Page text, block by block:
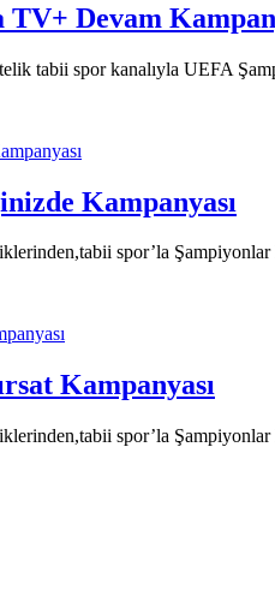
TV+ Devam
tabii spor kanalıyla UEFA
Kampanyası
spor’la Şampiyonlar
Kampanyası
spor’la Şampiyonlar